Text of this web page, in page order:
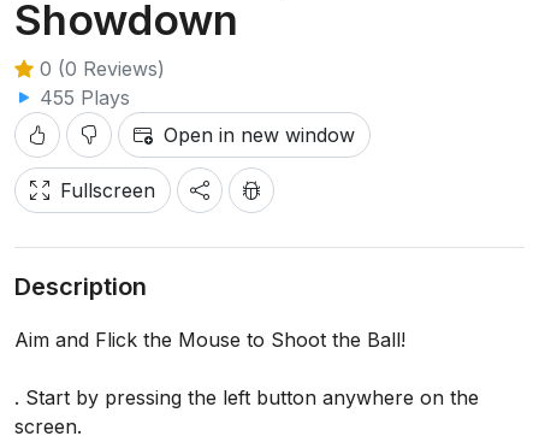
Showdown
0 (0 Reviews)
455 Plays
Open in new window
Fullscreen
Description
Aim and Flick the Mouse to Shoot the Ball!
. Start by pressing the left button anywhere on the
screen.